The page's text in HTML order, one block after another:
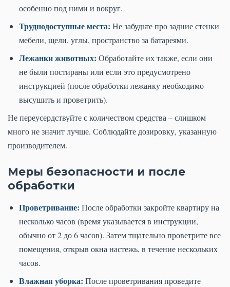
особенно под ними и вокруг.
Труднодоступные места: Не забудьте про задние стенки
мебели, щели, углы, пространство за батареями.
Лежанки животных: Обработайте их также, если они
не были постираны или если это предусмотрено
инструкцией (после обработки лежанку необходимо
высушить и проветрить).
Не переусердствуйте с количеством средства – слишком
много не значит лучше. Соблюдайте дозировку, указанную
производителем.
Меры безопасности и после
обработки
Проветривание: После обработки закройте квартиру на
несколько часов (время указывается в инструкции,
обычно от 2 до 6 часов). Затем тщательно проветрите все
помещения, открыв окна настежь, в течение нескольких
часов.
Влажная уборка: После проветривания проведите